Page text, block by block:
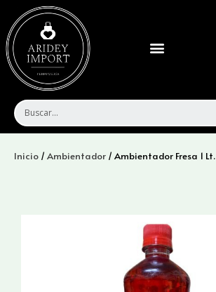
contenido
Menu
Inicio / Ambientador / Ambientador Fresa 1 Lt.